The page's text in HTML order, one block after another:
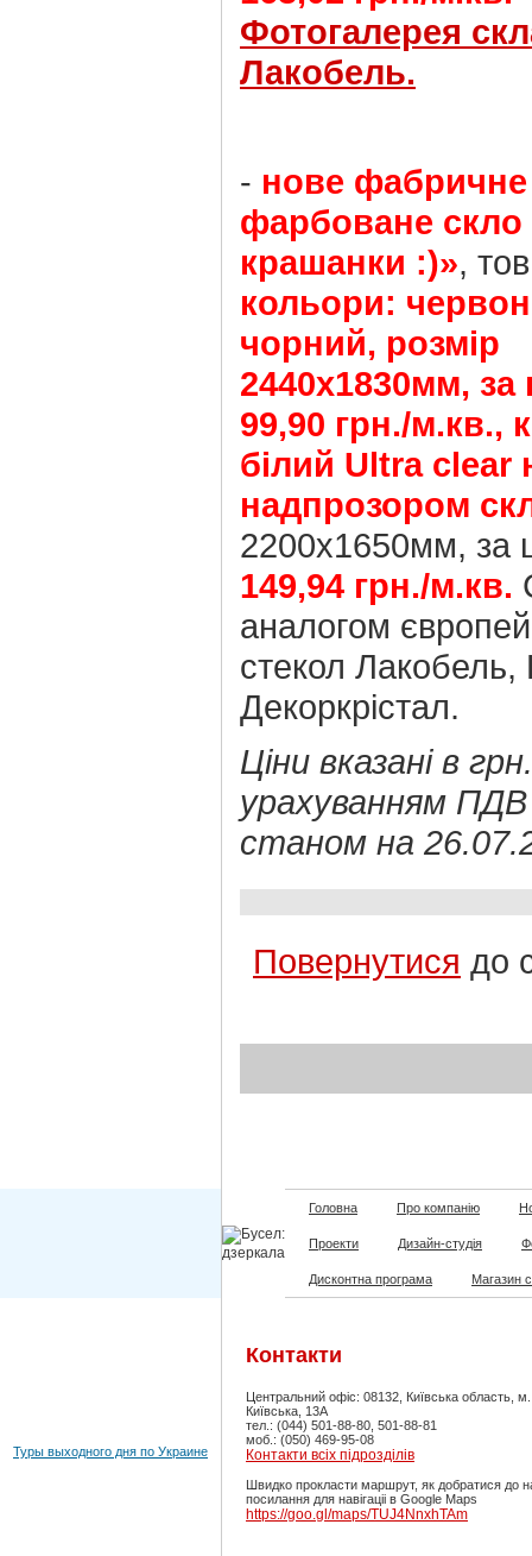
Фотогалерея
Лакобель.
- нове фабричне
фарбоване скло
крашанки :)»,
кольори:
чорний, розмір
2440х1830мм, за
99,90 грн./м.кв.,
білий Ultra clear
надпрозором
2200х1650мм, за
149,94 грн./м.кв.
аналогом
стекол Лакобель,
Декоркрістал.
Ціни вказані в
урахуванням
станом на
Повернутися до
Головна Про компанію
Проекти Дизайн-студія
Дисконтна програма Магазин
Туры выходного дня по Украине
Контакти
Центральний офіс: 08132, Київська область,
Київська, 13А
тел.: (044) 501-88-80, 501-88-81
моб.: (050) 469-95-08
Контакти всіх підрозділів
Швидко прокласти маршрут, як добратися до
посилання для навігаціі в Google Maps
https://goo.gl/maps/TUJ4NnxhTAm